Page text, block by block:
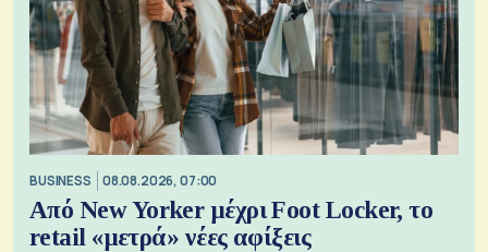
BUSINESS 08.08.2026, 07:00
Από New Yorker μέχρι Foot Locker, το
retail «μετρά» νέες αφίξεις